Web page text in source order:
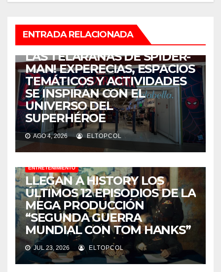
ENTRADA RELACIONADA
ENTRETENIMIENTO
¡COLOMBIA SE ENREDÓ EN
LAS TELARAÑAS DE SPIDER-
MAN! EXPERECIAS, ESPACIOS
TEMÁTICOS Y ACTIVIDADES
SE INSPIRAN CON EL
UNIVERSO DEL
SUPERHÉROE
AGO 4, 2026 ELTOPCOL
ENTRETENIMIENTO
LLEGAN A HISTORY LOS
ÚLTIMOS 12 EPISODIOS DE LA
MEGA PRODUCCIÓN
“SEGUNDA GUERRA
MUNDIAL CON TOM HANKS”
JUL 23, 2026 ELTOPCOL